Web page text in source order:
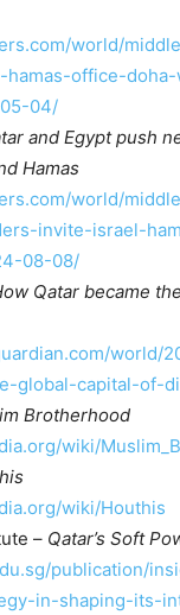
world/
office-
04/
and Egypt push
Hamas
world/
invite-israel-
08-08/
Qatar became
world/
global-capital-of-
Brotherhood
wiki/
wiki/Houthis
– Qatar’s Soft
publication/
in-shaping-its-